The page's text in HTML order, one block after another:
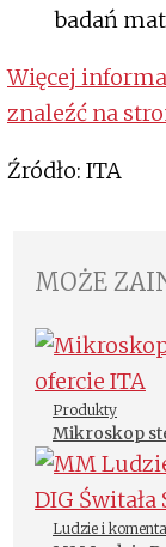
badań
Więcej
znaleźć na
Źródło: ITA
MOŻE
Produkty
Mikroskop
Ludzie i